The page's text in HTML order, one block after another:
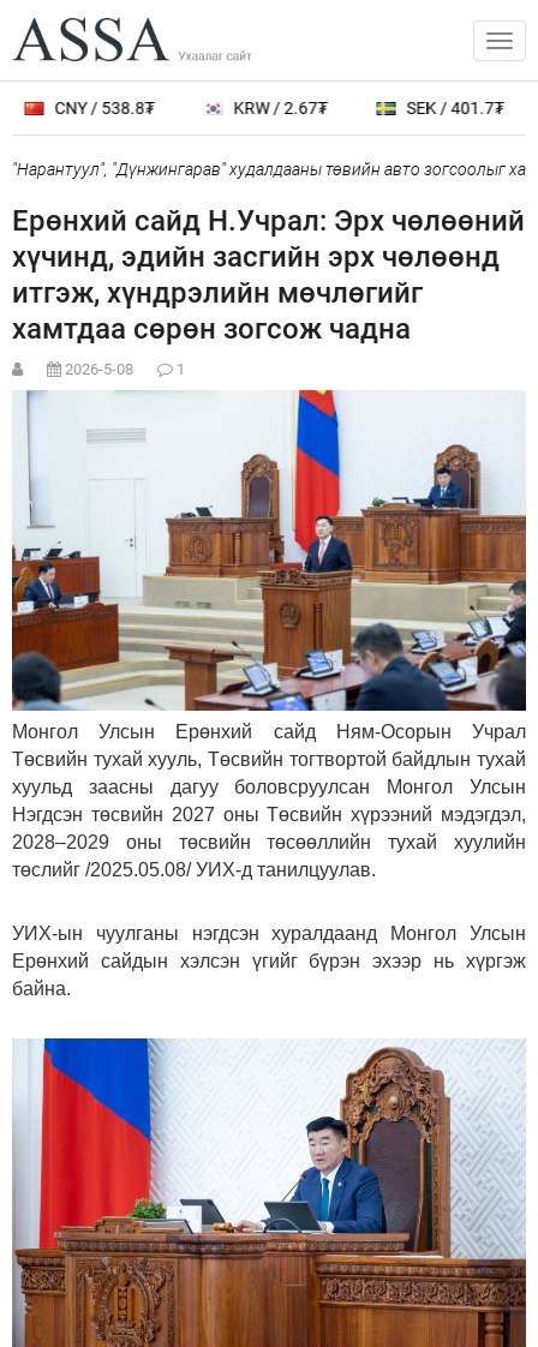
CNY / 538.8₮ KRW / 2.67₮ SEK / 401.7₮
"Дүнжингарав" худалдааны төвийн авто зогсоолыг хаана
Ерөнхий сайд Н.Учрал: Эрх чөлөөний
хүчинд, эдийн засгийн эрх чөлөөнд
итгэж, хүндрэлийн мөчлөгийг
хамтдаа сөрөн зогсож чадна
2026-5-08 1
Монгол Улсын Ерөнхий сайд Ням-Осорын Учрал
Төсвийн тухай хууль, Төсвийн тогтвортой байдлын тухай
хуульд заасны дагуу боловсруулсан Монгол Улсын
Нэгдсэн төсвийн 2027 оны Төсвийн хүрээний мэдэгдэл,
2028–2029 оны төсвийн төсөөллийн тухай хуулийн
төслийг /2025.05.08/ УИХ-д танилцуулав.
УИХ-ын чуулганы нэгдсэн хуралдаанд Монгол Улсын
Ерөнхий сайдын хэлсэн үгийг бүрэн эхээр нь хүргэж
байна.